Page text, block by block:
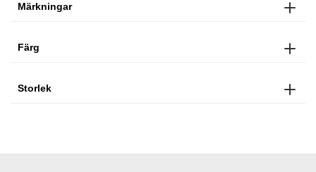
Märkningar
Färg
Storlek